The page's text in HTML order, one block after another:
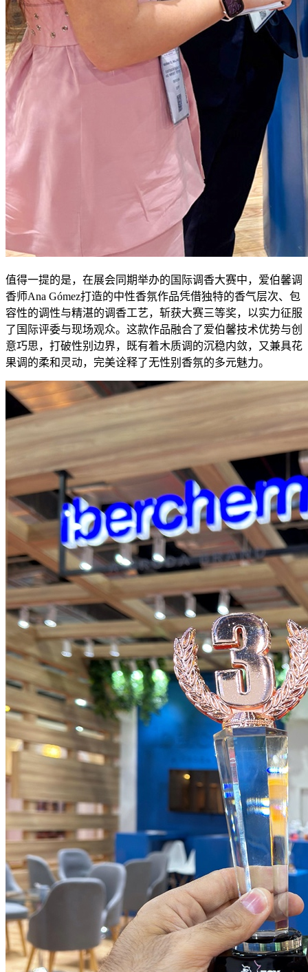
值得一提的是，在展会同期举办的国际调香大赛中，爱伯馨调
香师Ana Gómez打造的中性香氛作品凭借独特的香气层次、包
容性的调性与精湛的调香工艺，斩获大赛三等奖，以实力征服
了国际评委与现场观众。这款作品融合了爱伯馨技术优势与创
意巧思，打破性别边界，既有着木质调的沉稳内敛，又兼具花
果调的柔和灵动，完美诠释了无性别香氛的多元魅力。